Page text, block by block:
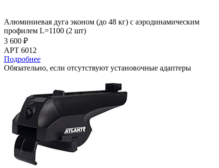
Алюминиевая дуга эконом (до 48 кг) с аэродинамическим
профилем L=1100 (2 шт)
3 600 ₽
АРТ 6012
Подробнее
Обязательно, если отсутствуют установочные адаптеры